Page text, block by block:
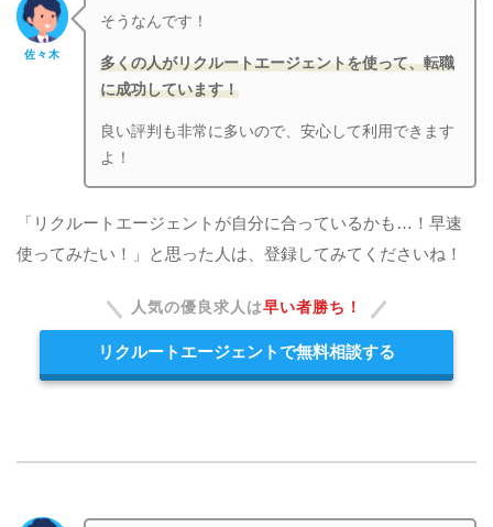
佐々木
そうなんです！
多くの人がリクルートエージェントを使って、転職
に成功しています！
良い評判も非常に多いので、安心して利用できます
よ！
「リクルートエージェントが自分に合っているかも…！早速
使ってみたい！」と思った人は、登録してみてくださいね！
人気の優良求人は早い者勝ち！
リクルートエージェントで無料相談する